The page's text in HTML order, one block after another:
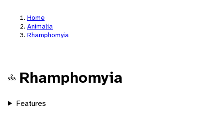
Home
Animalia
Rhamphomyia
Rhamphomyia
Features